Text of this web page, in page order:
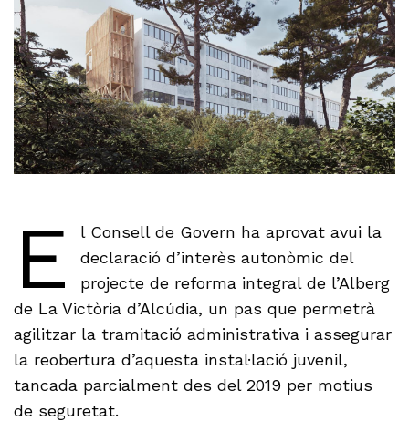
E
l Consell de Govern ha aprovat avui la
declaració d’interès autonòmic del
projecte de reforma integral de l’Alberg
de La Victòria d’Alcúdia, un pas que permetrà
agilitzar la tramitació administrativa i assegurar
la reobertura d’aquesta instal·lació juvenil,
tancada parcialment des del 2019 per motius
de seguretat.